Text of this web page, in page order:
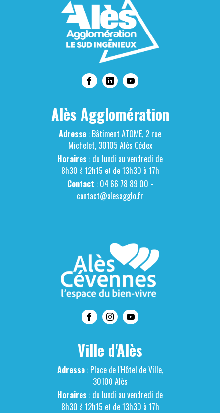
Alès Agglomération
Adresse : Bâtiment ATOME, 2 rue
Michelet, 30105 Alès Cédex
Horaires : du lundi au vendredi de
8h30 à 12h15 et de 13h30 à 17h
Contact : 04 66 78 89 00 -
contact@alesagglo.fr
Ville d'Alès
Adresse: Place de l'Hôtel de Ville,
30100 Alès
Horaires : du lundi au vendredi de
8h30 à 12h15 et de 13h30 à 17h